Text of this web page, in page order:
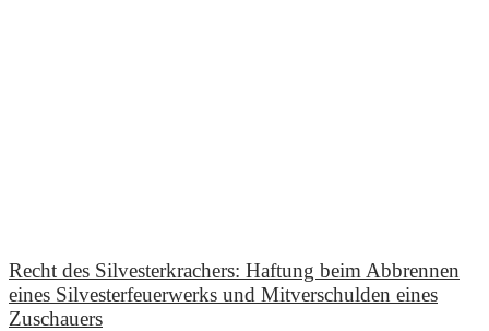
Recht des Silvesterkrachers: Haftung beim Abbrennen
eines Silvesterfeuerwerks und Mitverschulden eines
Zuschauers